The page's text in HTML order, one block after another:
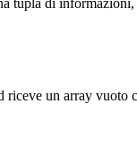
testa.